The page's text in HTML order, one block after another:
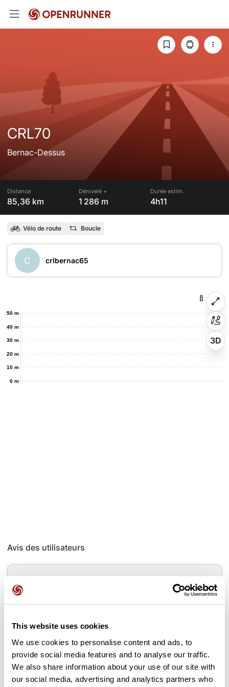
This website uses cookies
We use cookies to personalise content and ads, to
provide social media features and to analyse our traffic.
We also share information about your use of our site with
our social media, advertising and analytics partners who
CRL70
Bernac-Dessus
Distance
85,36 km
Dénivelé +
1 286 m
Durée estim.
4h11
Vélo de route Boucle
C crlbernac65
0 m
10 m
20 m
30 m
40 m
50 m
3D
Avis des utilisateurs
Ajouter un avis
Cols le long du parcours